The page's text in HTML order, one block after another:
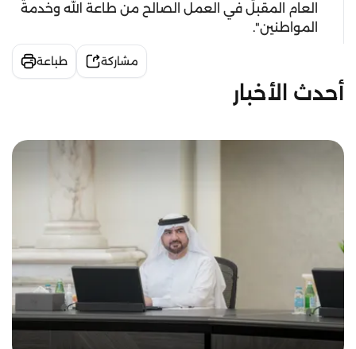
العام المقبل في العمل الصالح من طاعة الله وخدمة
المواطنين".
مشاركة طباعة
أحدث الأخبار